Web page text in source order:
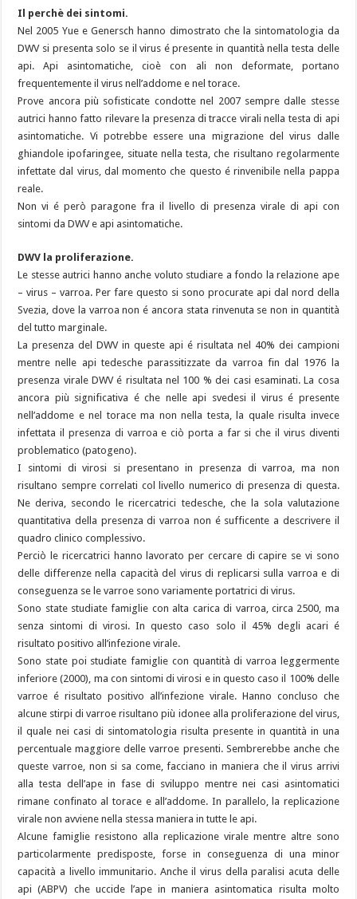
Piano di lotta alla varroa 2026
Il perchè dei sintomi.
Nel 2005 Yue e Genersch hanno dimostrato che la sintomatologia da
DWV si presenta solo se il virus é presente in quantità nella testa delle
api. Api asintomatiche, cioè con ali non deformate, portano
frequentemente il virus nell’addome e nel torace.
Prove ancora più sofisticate condotte nel 2007 sempre dalle stesse
autrici hanno fatto rilevare la presenza di tracce virali nella testa di api
asintomatiche. Vi potrebbe essere una migrazione del virus dalle
ghiandole ipofaringee, situate nella testa, che risultano regolarmente
infettate dal virus, dal momento che questo é rinvenibile nella pappa
reale.
Non vi é però paragone fra il livello di presenza virale di api con
sintomi da DWV e api asintomatiche.
DWV la proliferazione.
Le stesse autrici hanno anche voluto studiare a fondo la relazione ape
– virus – varroa. Per fare questo si sono procurate api dal nord della
Svezia, dove la varroa non é ancora stata rinvenuta se non in quantità
del tutto marginale.
La presenza del DWV in queste api é risultata nel 40% dei campioni
mentre nelle api tedesche parassitizzate da varroa fin dal 1976 la
presenza virale DWV é risultata nel 100 % dei casi esaminati. La cosa
ancora più significativa é che nelle api svedesi il virus é presente
nell’addome e nel torace ma non nella testa, la quale risulta invece
infettata il presenza di varroa e ciò porta a far si che il virus diventi
problematico (patogeno).
I sintomi di virosi si presentano in presenza di varroa, ma non
risultano sempre correlati col livello numerico di presenza di questa.
Ne deriva, secondo le ricercatrici tedesche, che la sola valutazione
quantitativa della presenza di varroa non é sufficente a descrivere il
quadro clinico complessivo.
Perciò le ricercatrici hanno lavorato per cercare di capire se vi sono
delle differenze nella capacità del virus di replicarsi sulla varroa e di
conseguenza se le varroe sono variamente portatrici di virus.
Sono state studiate famiglie con alta carica di varroa, circa 2500, ma
senza sintomi di virosi. In questo caso solo il 45% degli acari é
risultato positivo all’infezione virale.
Sono state poi studiate famiglie con quantità di varroa leggermente
inferiore (2000), ma con sintomi di virosi e in questo caso il 100% delle
varroe é risultato positivo all’infezione virale. Hanno concluso che
alcune stirpi di varroe risultano più idonee alla proliferazione del virus,
il quale nei casi di sintomatologia risulta presente in quantità in una
percentuale maggiore delle varroe presenti. Sembrerebbe anche che
queste varroe, non si sa come, facciano in maniera che il virus arrivi
alla testa dell’ape in fase di sviluppo mentre nei casi asintomatici
rimane confinato al torace e all’addome. In parallelo, la replicazione
virale non avviene nella stessa maniera in tutte le api.
Alcune famiglie resistono alla replicazione virale mentre altre sono
particolarmente predisposte, forse in conseguenza di una minor
capacità a livello immunitario. Anche il virus della paralisi acuta delle
api (ABPV) che uccide l’ape in maniera asintomatica risulta molto